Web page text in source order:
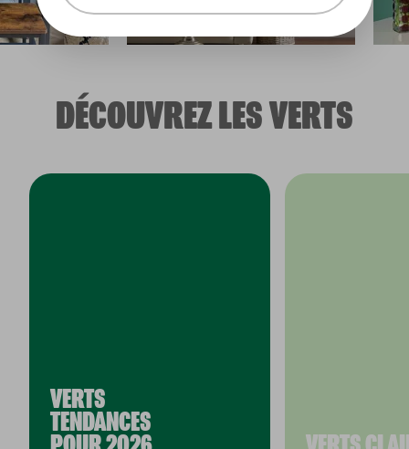
DÉCOUVREZ LES VERTS
VERTS
TENDANCES